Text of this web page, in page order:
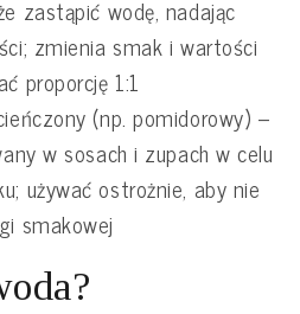
zastąpić wodę, nadając
zmienia smak i wartości
proporcję 1:1
(np. pomidorowy) –
w sosach i zupach w celu
używać ostrożnie, aby nie
smakowej